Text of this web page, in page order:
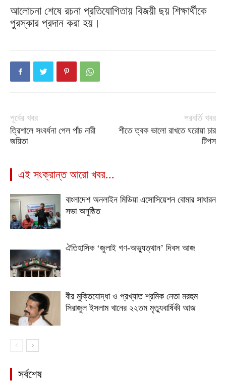
আলোচনা শেষে রচনা প্রতিযোগিতায় বিজয়ী ছয় শিক্ষার্থীকে
পুরস্কার প্রদান করা হয়।
পূর্বের খবর
ত্রিশালে সংবর্ধনা পেল পাঁচ নারী
জয়িতা
পরবর্তি খবর
শীতে ত্বক ভালো রাখতে ঘরোয়া চার
টিপস
এই সংক্রান্ত আরো খবর...
বাংলাদেশ অনলাইন মিডিয়া এসোসিয়েশন বোমার সাধারন
সভা অনুষ্ঠিত
ঐতিহাসিক ‘জুলাই গণ-অভ্যুত্থান’ দিবস আজ
বীর মুক্তিযোদ্ধা ও প্রখ্যাত শ্রমিক নেতা মরহুম
সিরাজুল ইসলাম খানের ২২তম মৃত্যুবার্ষিকী আজ
সর্বশেষ